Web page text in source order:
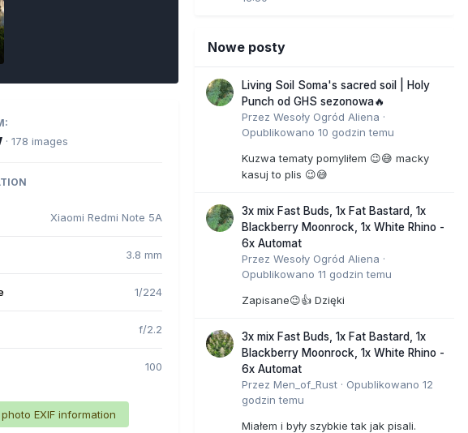
· 178 images
Xiaomi Redmi Note 5A
3.8 mm
1/224
f/2.2
100
EXIF information
Nowe posty
Living Soil Soma's sacred soil | Holy
Punch od GHS sezonowa🔥
Przez Wesoły Ogród Aliena ·
Opublikowano 10 godzin temu
Kuzwa tematy pomyliłem 😉😅 macky
kasuj to plis 😉😅
3x mix Fast Buds, 1x Fat Bastard, 1x
Blackberry Moonrock, 1x White Rhino -
6x Automat
Przez Wesoły Ogród Aliena ·
Opublikowano 11 godzin temu
Zapisane😉👍 Dzięki
3x mix Fast Buds, 1x Fat Bastard, 1x
Blackberry Moonrock, 1x White Rhino -
6x Automat
Przez Men_of_Rust · Opublikowano 12
godzin temu
Miałem i były szybkie tak jak pisali.